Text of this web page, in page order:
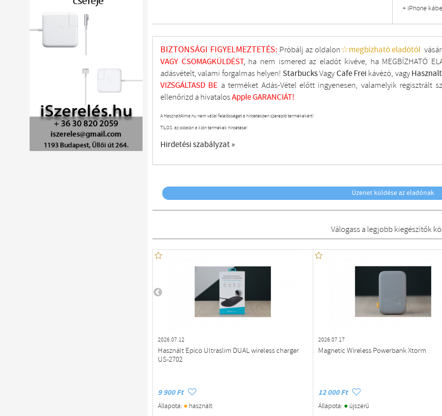
+ iPhone
BIZTONSÁGI FIGYELMEZTETÉS: Próbálj az oldalon☆megbízható eladótól
VAGY CSOMAGKÜLDÉST, ha nem ismered az eladót kivéve, ha MEGBÍZHATÓ
adásvételt, valami forgalmas helyen! StarbucksVagyCafe Frei kávézó, vagy
VIZSGÁLTASD BE a terméket Adás-Vétel előtt ingyenesen, valamelyik regisztrált
ellenőrizd a hivatalosApple GARANCIÁT!
A HasznaltAlma.hu nem vállal felelősséget a hirdetésben szereplő termékekért!
TILOS az oldalon a klón termékek hirdetése!
Hirdetési szabályzat »
Üzenet küldése az eladónak
Válogass a legjobb kiegészítők
2026.07.12
Használt Epico Ultraslim DUAL wireless charger
US-2702
9 900 Ft
Állapota: ●használt
2026.07.17
Magnetic Wireless Powerbank Xtorm
12 000 Ft
Állapota: ●újszerű